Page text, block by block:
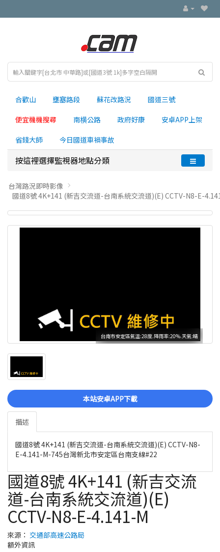
合歡山 壅塞路段 蘇花改路況 國道三號
便宜機機搜尋 南横公路 政府好康 安卓APP上架
省錢大師 今日國道車禍事故
按這裡選擇監視器地點分類
台灣路況即時影像
國道8號 4K+141 (新吉交流道-台南系統交流道)(E) CCTV-N8-E-
台南市安定區氣溫:28度.降雨率:20%.天氣:晴
本站安卓APP下載
描述
國道8號 4K+141 (新吉交流道-台南系統交流道)(E) CCTV-N8-
E-4.141-M-745台灣新北市安定區台南支線#22
國道8號 4K+141 (新吉交流
道-台南系統交流道)(E)
CCTV-N8-E-4.141-M
來源： 交通部高速公路局
額外資訊